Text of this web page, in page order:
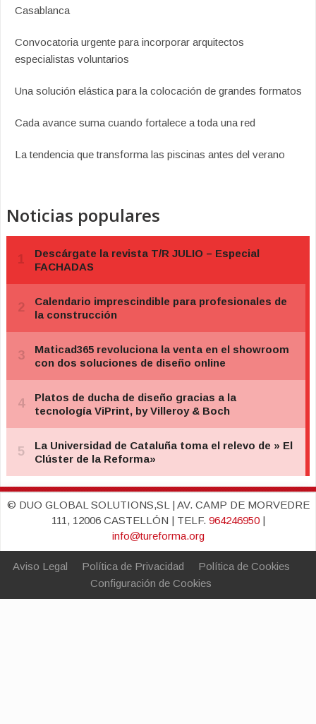
Casablanca
Convocatoria urgente para incorporar arquitectos
especialistas voluntarios
Una solución elástica para la colocación de grandes formatos
Cada avance suma cuando fortalece a toda una red
La tendencia que transforma las piscinas antes del verano
Noticias populares
© DUO GLOBAL SOLUTIONS,SL | AV. CAMP DE MORVEDRE
111, 12006 CASTELLÓN | TELF. 964246950|
info@tureforma.org
Aviso Legal Política de Privacidad
Política de Cookies
Configuración de Cookies